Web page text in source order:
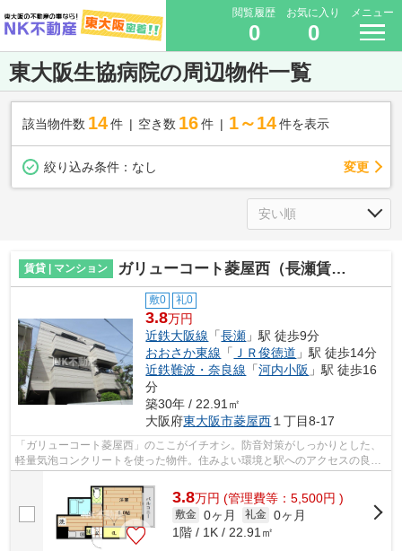
閲覧履歴
0
お気に入り
0
メニュー
東大阪生協病院の周辺物件一覧
該当物件数 14件 空き数 16 件 1～14 件を表示
絞り込み条件： なし 変更
賃貸 | マンション ガリューコート菱屋西（長瀬賃貸）
敷0 礼0
3.8万円
近鉄大阪線 「長瀬 」駅 徒歩9分
おおさか東線 「 ＪＲ俊徳道 」駅 徒歩14分
近鉄難波・奈良線 「河内小阪 」駅 徒歩16
分
築30年 / 22.91㎡
大阪府東大阪市菱屋西１丁目8-17
「ガリューコート菱屋西」のここがイチオシ。防音対策がしっかりとした、
軽量気泡コンクリートを使った物件。住みよい環境と駅へのアクセスの良さ
3.8万円 (管理費等：5,500円 )
敷金 0ヶ月 礼金 0ヶ月
1階 / 1K / 22.91㎡